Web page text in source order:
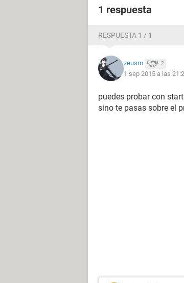
1 respuesta
RESPUESTA 1 / 1
zeusm 2
1 sep 2015 a las
puedes probar con
sino te pasas sobre el